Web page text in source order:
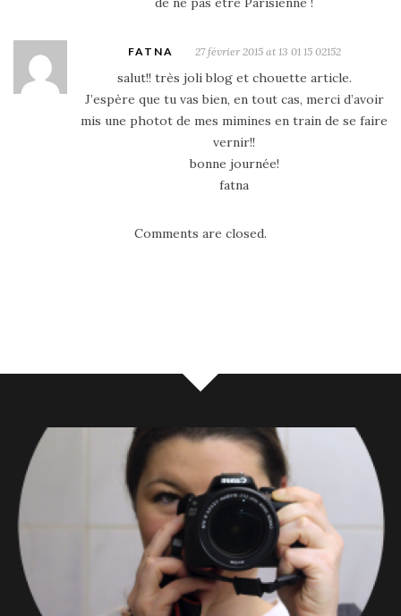
FATNA 27 février 2015 at 13 01 15 02152
salut!! très joli blog et chouette article.
J’espère que tu vas bien, en tout cas, merci d’avoir
mis une photot de mes mimines en train de se faire
vernir!!
bonne journée!
fatna
Comments are closed.